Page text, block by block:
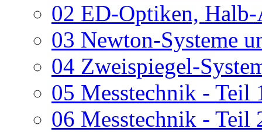
02 ED-Optiken, Halb-
03 Newton-Systeme
04 Zweispiegel-
05 Messtechnik - Teil
06 Messtechnik - Teil